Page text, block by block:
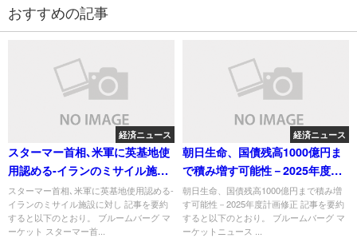
おすすめの記事
経済ニュース
スターマー首相､米軍に英基地使
用認める-イランのミサイル施設
に対し
スターマー首相､米軍に英基地使用認める-
イランのミサイル施設に対し 記事を要約
すると以下のとおり。 ブルームバーグ マ
ーケット スターマー首...
経済ニュース
朝日生命、国債残高1000億円ま
で積み増す可能性－2025年度計
画修正
朝日生命、国債残高1000億円まで積み増
す可能性－2025年度計画修正 記事を要約
すると以下のとおり。 ブルームバーグ マ
ーケットニュース ...